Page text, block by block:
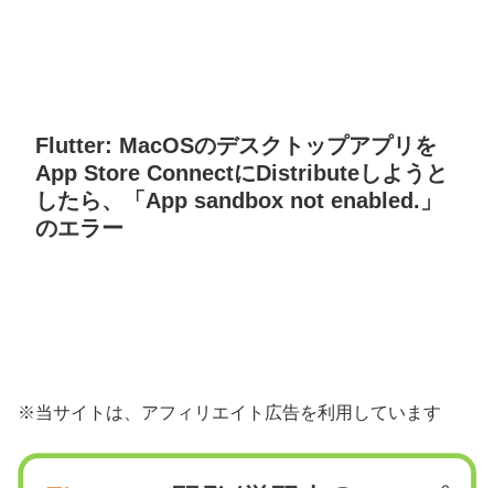
Flutter: MacOSのデスクトップアプリを
App Store ConnectにDistributeしようと
したら、「App sandbox not enabled.」
のエラー
※当サイトは、アフィリエイト広告を利用しています